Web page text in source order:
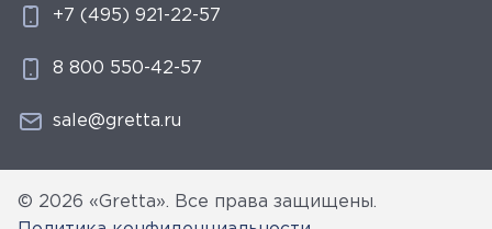
+7 (495) 921-22-57
8 800 550-42-57
sale@gretta.ru
© 2026 «Gretta». Все права защищены.